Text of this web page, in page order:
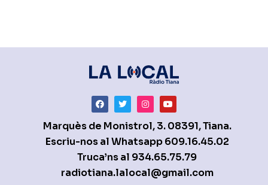
Marquès de Monistrol, 3. 08391, Tiana.
Escriu-nos al Whatsapp609.16.45.02
Truca’ns al 934.65.75.79
radiotiana.lalocal@gmail.com